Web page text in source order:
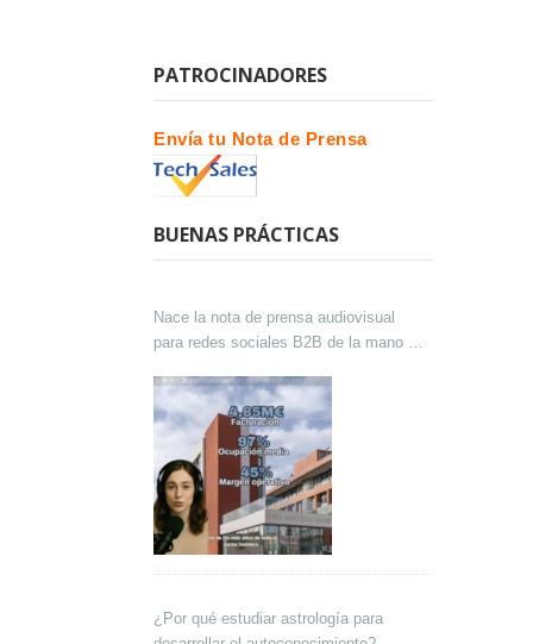
PATROCINADORES
Envía tu Nota de Prensa
BUENAS PRÁCTICAS
Nace la nota de prensa audiovisual
para redes sociales B2B de la mano de
¿Por qué estudiar astrología para